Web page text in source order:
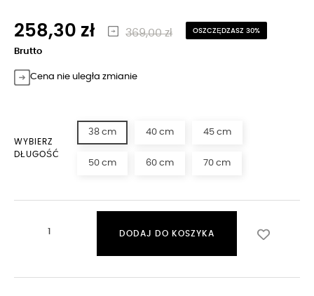
258,30 zł 369,00 zł OSZCZĘDZASZ 30%
Brutto
Cena nie uległa zmianie
WYBIERZ
DŁUGOŚĆ
38 cm 40 cm 45 cm
50 cm 60 cm 70 cm
DODAJ DO KOSZYKA